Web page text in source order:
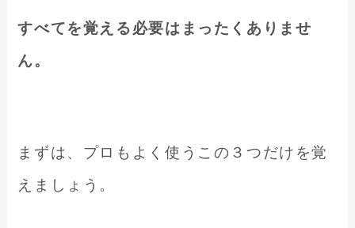
すべてを覚える必要はまったくありませ
ん。
まずは、プロもよく使うこの３つだけを覚
えましょう。